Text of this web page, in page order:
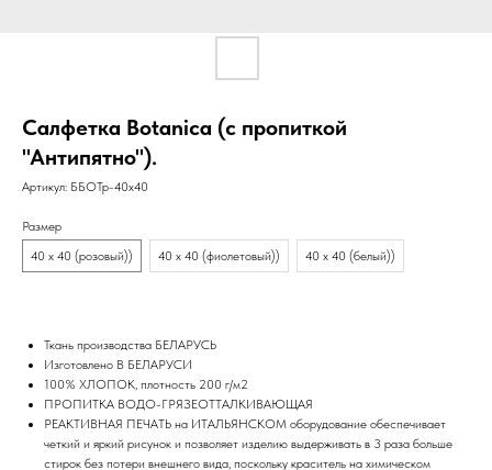
Салфетка Botanica (с пропиткой
"Антипятно").
Артикул: ББОТр-40х40
Размер
40 х 40 (розовый))
40 х 40 (фиолетовый)) 40 х 40 (белый))
Ткань производства БЕЛАРУСЬ
Изготовлено В БЕЛАРУСИ
100% ХЛОПОК, плотность 200 г/м2
ПРОПИТКА ВОДО-ГРЯЗЕОТТАЛКИВАЮЩАЯ
РЕАКТИВНАЯ ПЕЧАТЬ на ИТАЛЬЯНСКОМ оборудование обеспечивает
четкий и яркий рисунок и позволяет изделию выдерживать в 3 раза больше
стирок без потери внешнего вида, поскольку краситель на химическом